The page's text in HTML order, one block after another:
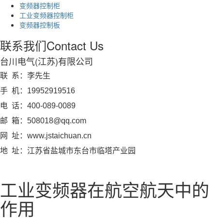
变频器控制柜
工业变频器控制柜
变频器控制板
联系我们Contact Us
台川电气(江苏)有限公司
联 系：李先生
手 机：19952919516
电 话：400-089-0089
邮 箱：508018@qq.com
网 址：www.jstaichuan.cn
地 址：江苏省盐城市东台市临塔产业园
工业变频器在航空航天中的
作用